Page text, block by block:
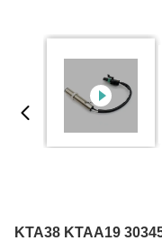
KTA38 KTAA19 3034572